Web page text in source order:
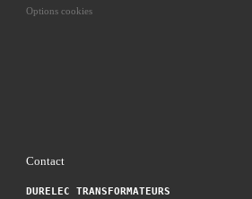
Options cookies
Contact
DURELEC TRANSFORMATEURS